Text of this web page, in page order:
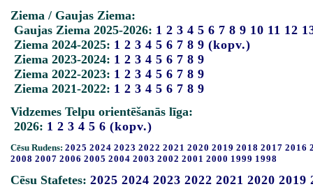
Ziema / Gaujas Ziema:
Gaujas Ziema 2025-2026: 1 2 3 4 5 6 7 8 9 10 11 12
Ziema 2024-2025: 1 2 3 4 5 6 7 8 9 (kopv.)
Ziema 2023-2024: 1 2 3 4 5 6 7 8 9
Ziema 2022-2023: 1 2 3 4 5 6 7 8 9
Ziema 2021-2022: 1 2 3 4 5 6 7 8 9
Vidzemes Telpu orientēšanās līga:
2026: 1 2 3 4 5 6 (kopv.)
Cēsu Rudens: 2025 2024 2023 2022 2021 2020 2019 2018 2017 2016
2008 2007 2006 2005 2004 2003 2002 2001 2000 1999 1998
Cēsu Stafetes: 2025 2024 2023 2022 2021 2020 2019